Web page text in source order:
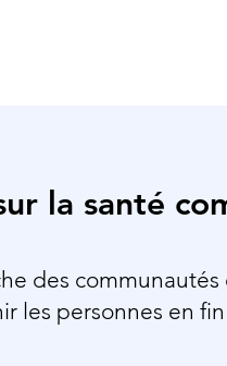
la santé
des
les personnes en